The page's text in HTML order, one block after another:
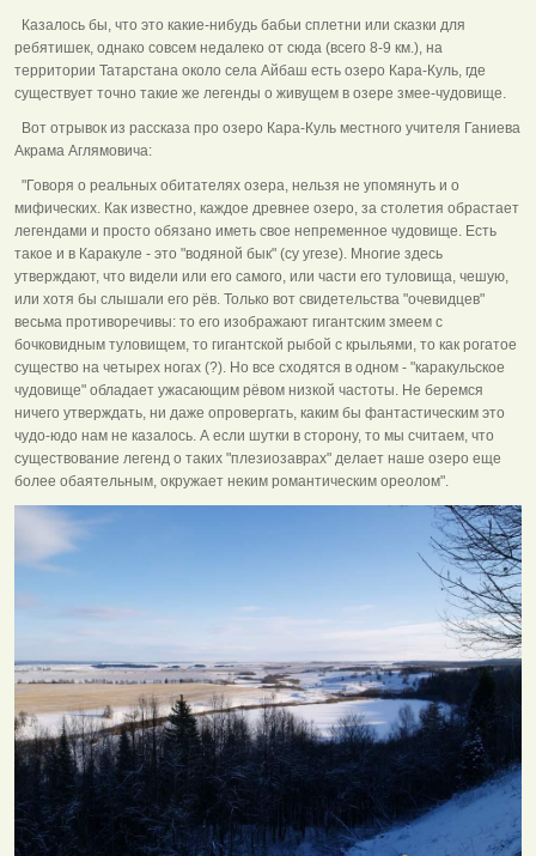
Казалось бы, что это какие-нибудь бабьи сплетни или сказки для
ребятишек, однако совсем недалеко от сюда (всего 8-9 км.), на
территории Татарстана около села Айбаш есть озеро Кара-Куль, где
существует точно такие же легенды о живущем в озере змее-чудовище.
Вот отрывок из рассказа про озеро Кара-Куль местного учителя Ганиева
Акрама Аглямовича:
"Говоря о реальных обитателях озера, нельзя не упомянуть и о
мифических. Как известно, каждое древнее озеро, за столетия обрастает
легендами и просто обязано иметь свое непременное чудовище. Есть
такое и в Каракуле - это "водяной бык" (су угезе). Многие здесь
утверждают, что видели или его самого, или части его туловища, чешую,
или хотя бы слышали его рёв. Только вот свидетельства "очевидцев"
весьма противоречивы: то его изображают гигантским змеем с
бочковидным туловищем, то гигантской рыбой с крыльями, то как рогатое
существо на четырех ногах (?). Но все сходятся в одном - "каракульское
чудовище" обладает ужасающим рёвом низкой частоты. Не беремся
ничего утверждать, ни даже опровергать, каким бы фантастическим это
чудо-юдо нам не казалось. А если шутки в сторону, то мы считаем, что
существование легенд о таких "плезиозаврах" делает наше озеро еще
более обаятельным, окружает неким романтическим ореолом".